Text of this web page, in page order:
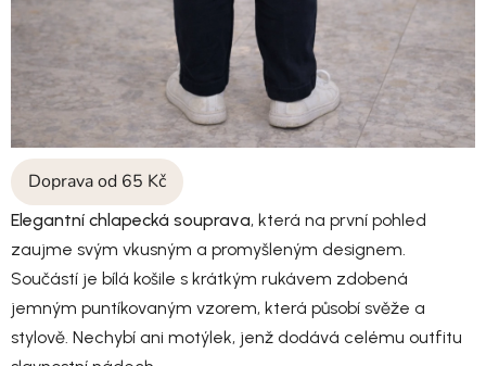
Doprava od 65 Kč
Elegantní chlapecká souprava, která na první pohled
zaujme svým vkusným a promyšleným designem.
Součástí je bílá košile s krátkým rukávem zdobená
jemným puntíkovaným vzorem, která působí svěže a
stylově. Nechybí ani motýlek, jenž dodává celému outfitu